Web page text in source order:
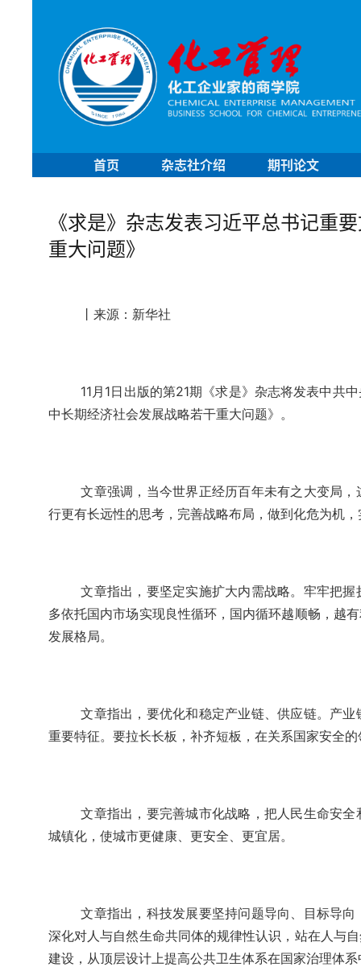
首页 杂志社介绍 期刊论文
《求是》杂志发表习近平总书记重
重大问题》
丨 来源：新华社
11月1日出版的第21期《求是》杂志将发表中共
中长期经济社会发展战略若干重大问题》。
文章强调，当今世界正经历百年未有之大变局
行更有长远性的思考，完善战略布局，做到化危为机
文章指出，要坚定实施扩大内需战略。 牢牢把握
多依托国内市场实现良性循环，国内循环越顺畅，越
发展格局。
文章指出，要优化和稳定产业链、供应链。 产业
重要特征。 要拉长长板，补齐短板，在关系国家安全
文章指出，要完善城市化战略，把人民生命安
城镇化，使城市更健康、更安全、更宜居。
文章指出，科技发展要坚持问题导向、目标导
深化对人与自然生命共同体的规律性认识，站在人与
建设，从顶层设计上提高公共卫生体系在国家治理体